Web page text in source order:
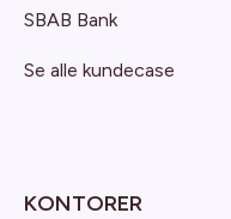
SBAB Bank
Se alle kundecase
KONTORER